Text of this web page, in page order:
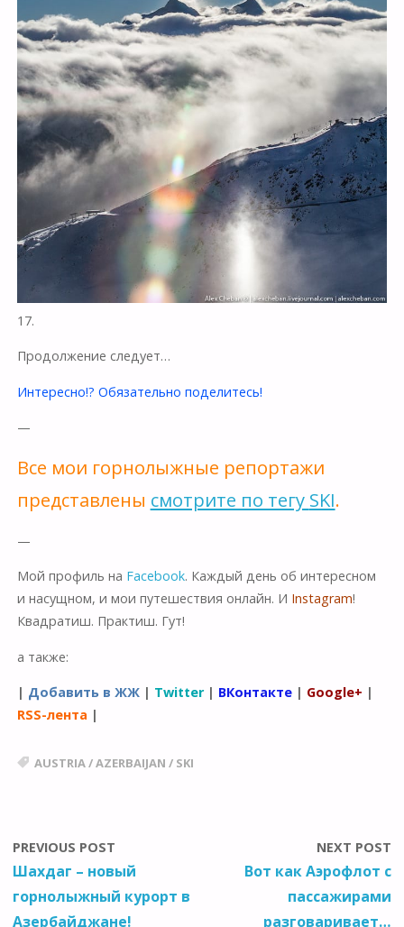
17.
Продолжение следует…
Интересно!? Обязательно поделитесь!
—
Все мои горнолыжные репортажи
представлены смотрите по тегу SKI.
—
Мой профиль на Facebook. Каждый день об интересном
и насущном, и мои путешествия онлайн. И Instagram!
Квадратиш. Практиш. Гут!
а также:
| Добавить в ЖЖ| Twitter| ВКонтакте| Google+ |
RSS-лента |
AUSTRIA/AZERBAIJAN / SKI
PREVIOUS POST
Шахдаг – новый
горнолыжный курорт в
Азербайджане!
NEXT POST
Вот как Аэрофлот с
пассажирами
разговаривает…